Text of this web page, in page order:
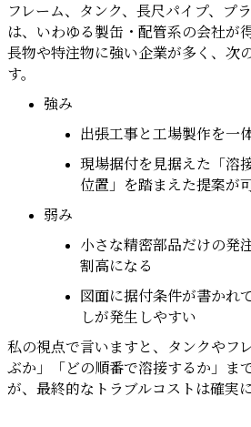
フレーム、タンク、長尺パイプ、プ
は、いわゆる製缶・配管系の会社が
長物や特注物に強い企業が多く、次
す。
強み
出張工事と工場製作を一
現場据付を見据えた「溶
位置」を踏まえた提案が
弱み
小さな精密部品だけの発
割高になる
図面に据付条件が書かれ
しが発生しやすい
私の視点で言いますと、タンクやフ
ぶか」「どの順番で溶接するか」ま
が、最終的なトラブルコストは確実